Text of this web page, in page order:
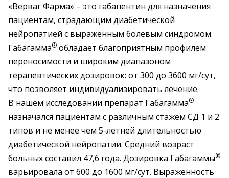
«Верваг Фарма» – это габапентин для назначения
пациентам, страдающим диабетической
нейропатией с выраженным болевым синдромом.
Габагамма® обладает благоприятным профилем
переносимости и широким диапазоном
терапевтических дозировок: от 300 до 3600 мг/сут,
что позволяет индивидуализировать лечение.
В нашем исследовании препарат Габагамма®
назначался пациентам с различным стажем СД 1 и 2
типов и не менее чем 5-летней длительностью
диабетической нейропатии. Средний возраст
больных составил 47,6 года. Дозировка Габагаммы®
варьировала от 600 до 1600 мг/сут. Выраженность